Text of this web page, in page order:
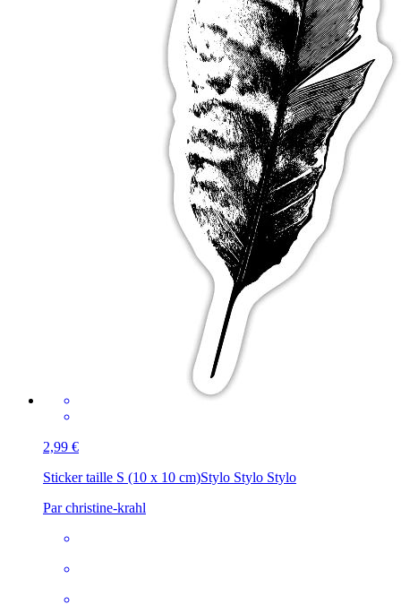
2,99 €
Sticker taille S (10 x 10 cm)Stylo Stylo Stylo
Par christine-krahl